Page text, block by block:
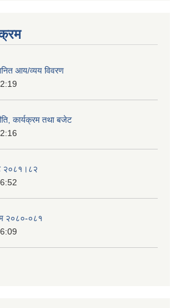
आय/व्यय विवरण
कार्यक्रम तथा बजेट
२०८१।८२
२०८०-०८१